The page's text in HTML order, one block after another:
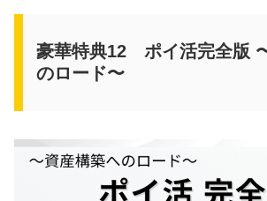
豪華特典12 ポイ活完全版
のロード〜